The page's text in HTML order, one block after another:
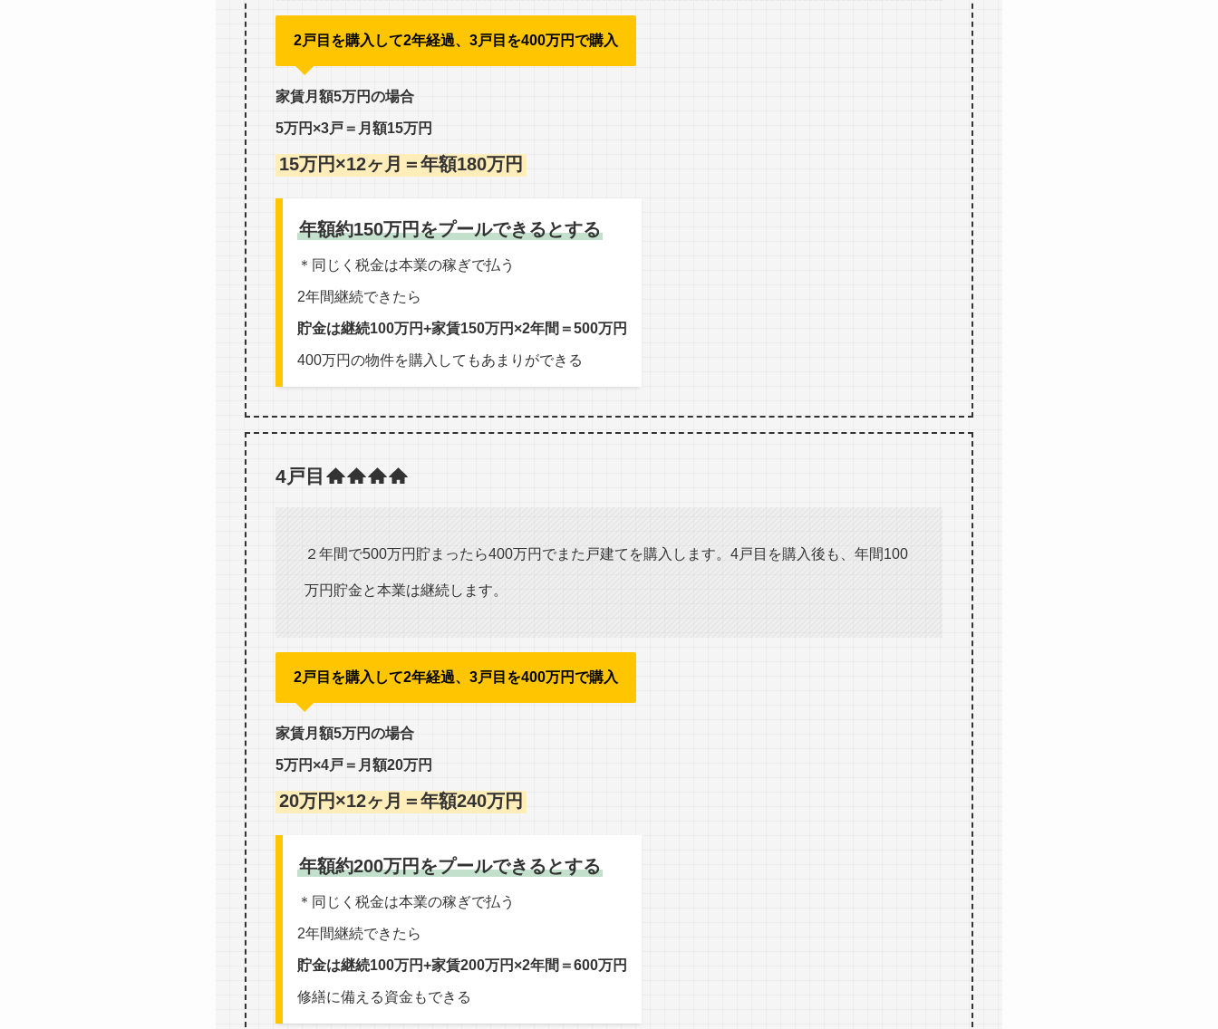
2戸目を購入して2年経過、3戸目を400万円で購入
家賃月額5万円の場合
5万円×3戸＝月額15万円
15万円×12ヶ月＝年額180万円
年額約150万円をプールできるとする
＊同じく税金は本業の稼ぎで払う
2年間継続できたら
貯金は継続100万円+家賃150万円×2年間＝500万円
400万円の物件を購入してもあまりができる
4戸目
２年間で500万円貯まったら400万円でまた戸建てを購入します。4戸目を購入後も、年間100
万円貯金と本業は継続します。
2戸目を購入して2年経過、3戸目を400万円で購入
家賃月額5万円の場合
5万円×4戸＝月額20万円
20万円×12ヶ月＝年額240万円
年額約200万円をプールできるとする
＊同じく税金は本業の稼ぎで払う
2年間継続できたら
貯金は継続100万円+家賃200万円×2年間＝600万円
修繕に備える資金もできる